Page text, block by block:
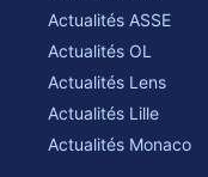
Actualités ASSE
Actualités OL
Actualités Lens
Actualités Lille
Actualités Monaco